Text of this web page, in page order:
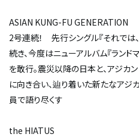
ASIAN KUNG-FU GENERATION
2号連続！ 先行シングル『それでは
続き、今度はニューアルバム『ラン
を敢行。震災以降の日本と、アジカ
に向き合い、辿り着いた新たなア
員で語り尽くす
the HIATUS